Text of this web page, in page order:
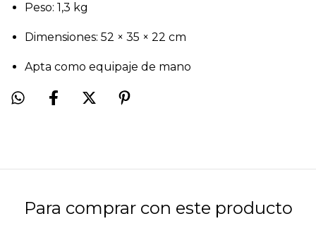
Peso: 1,3 kg
Dimensiones: 52 × 35 × 22 cm
Apta como equipaje de mano
Para comprar con este producto